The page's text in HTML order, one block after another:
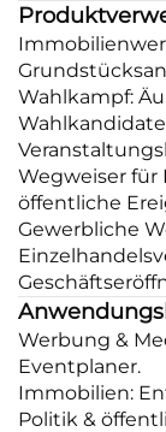
Wahlkampf:
Wegweiser für
öffentliche
Gewerbliche
Werbung &
Eventplaner.
Immobilien:
Politik &